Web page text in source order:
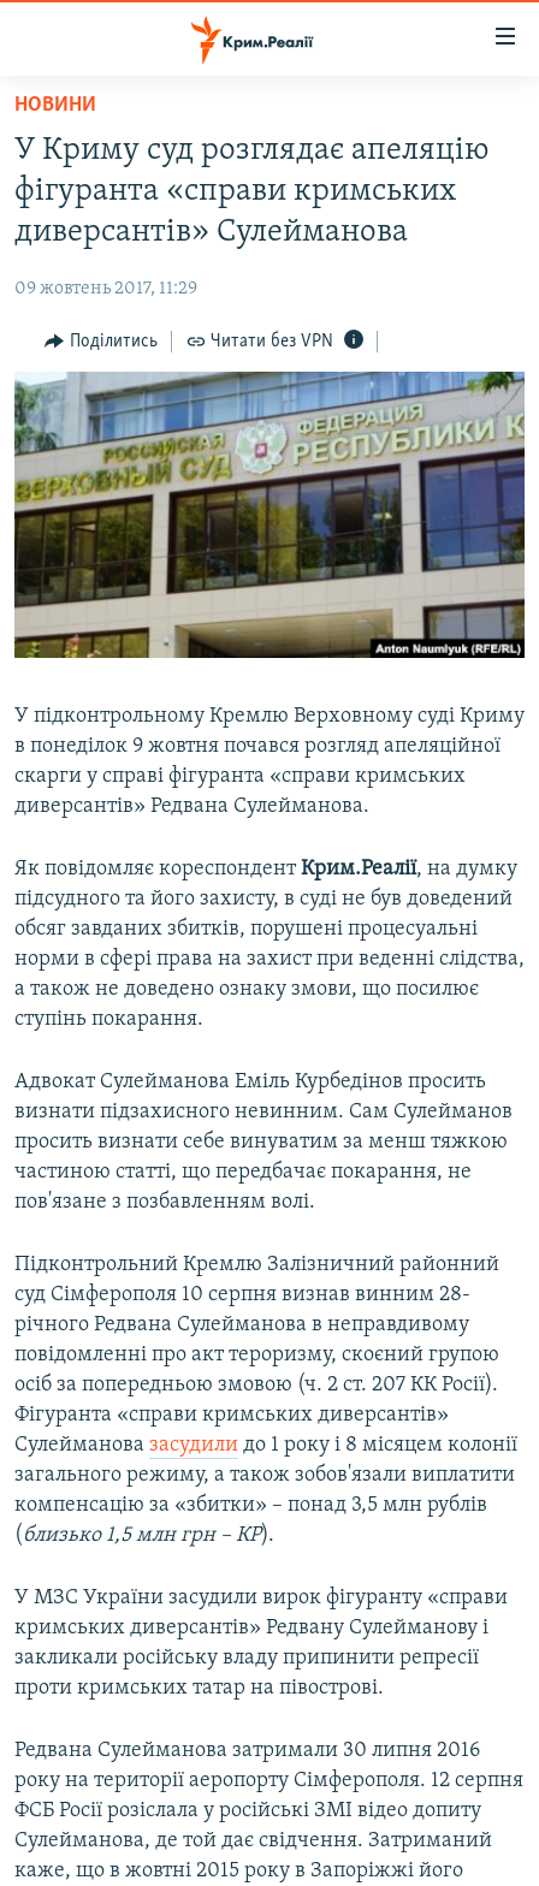
Перейти
основного
матеріалу
Перейти
до
основної
Перейти
пошуку
ВОДА.КРИМ
ВІДЕО ТА ФОТО
БЛОГИ
ПОГЛЯД
ІНТЕРВ'Ю
ВСЕ ЗА ДЕНЬ
СПЕЦПРОЕКТИ
ДЕПОРТАЦІЯ
ВІДЕОУРОКИ «ELIFBE»
СВІДЧЕННЯ ОКУПАЦІЇ
УКРАЇНСЬКА ПРОБЛЕМА КРИМУ
ЯК ОБІЙТИ БЛОКУВАННЯ
Русский
Qırımtatar
Усі сайти RFE/RL
НОВИНИ
У Криму суд розглядає апеляцію
фігуранта «справи кримських
диверсантів» Сулейманова
09 жовтень 2017, 11:29
Поділитись Читати без VPN
У підконтрольному Кремлю Верховному суді Криму
в понеділок 9 жовтня почався розгляд апеляційної
скарги у справі фігуранта «справи кримських
диверсантів» Редвана Сулейманова.
Як повідомляє кореспондентКрим.Реалії, на думку
підсудного та його захисту, в суді не був доведений
обсяг завданих збитків, порушені процесуальні
норми в сфері права на захист при веденні слідства,
а також не доведено ознаку змови, що посилює
ступінь покарання.
Адвокат Сулейманова Еміль Курбедінов просить
визнати підзахисного невинним. Сам Сулейманов
просить визнати себе винуватим за менш тяжкою
частиною статті, що передбачає покарання, не
пов'язане з позбавленням волі.
Підконтрольний Кремлю Залізничний районний
суд Сімферополя 10 серпня визнав винним 28-
річного Редвана Сулейманова в неправдивому
повідомленні про акт тероризму, скоєний групою
осіб за попередньою змовою (ч. 2 ст. 207 КК Росії).
Фігуранта «справи кримських диверсантів»
Сулейманова засудили до 1 року і 8 місяцем колонії
загального режиму, а також зобов'язали виплатити
компенсацію за «збитки» – понад 3,5 млн рублів
( близько 1,5 млн грн – КР).
У МЗС України засудили вирок фігуранту «справи
кримських диверсантів» Редвану Сулейманову і
закликали російську владу припинити репресії
проти кримських татар на півострові.
Редвана Сулейманова затримали 30 липня 2016
року на території аеропорту Сімферополя. 12 серпня
ФСБ Росії розіслала у російські ЗМІ відео допиту
Сулейманова, де той дає свідчення. Затриманий
каже, що в жовтні 2015 року в Запоріжжі його